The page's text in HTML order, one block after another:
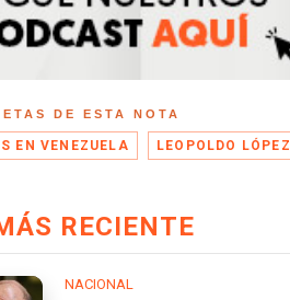
DE ESTA NOTA
EN VENEZUELA LEOPOLDO LÓPEZ
RECIENTE
NACIONAL